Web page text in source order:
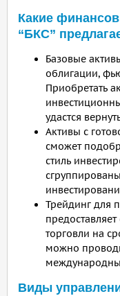
Какие
“БКС”
Базовые
облигации,
Приобретать
удастся
Активы с
сможет
стиль
Трейдинг для
торговли на
можно
Виды